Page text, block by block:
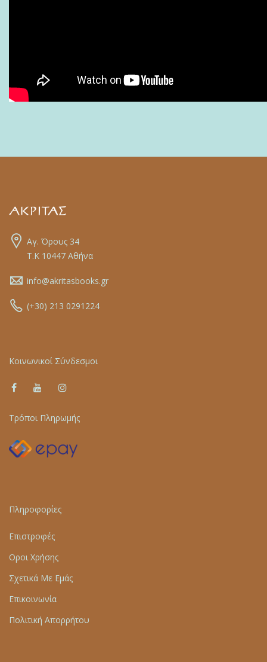
Αγ. Όρους 34
Τ.Κ 10447 Αθήνα
info@akritasbooks.gr
(+30) 213 0291224
Κοινωνικοί Σύνδεσμοι
Τρόποι Πληρωμής
Πληροφορίες
Επιστροφές
Οροι Χρήσης
Σχετικά Με Εμάς
Επικοινωνία
Πολιτική Απορρήτου